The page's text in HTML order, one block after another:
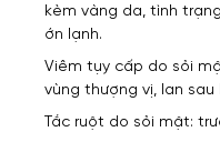
kèm vàng da, tình
ớn lạnh.
Viêm tụy cấp do sỏi
vùng thượng vị, lan sau
Tắc ruột do sỏi mật: